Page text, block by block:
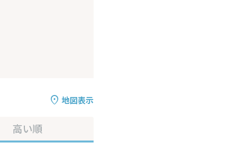
地図表示
高い順